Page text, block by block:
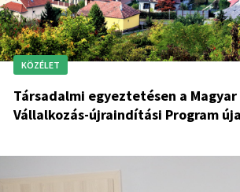
KÖZÉLET
Társadalmi egyeztetésen a Magyar
Vállalkozás-újraindítási Program